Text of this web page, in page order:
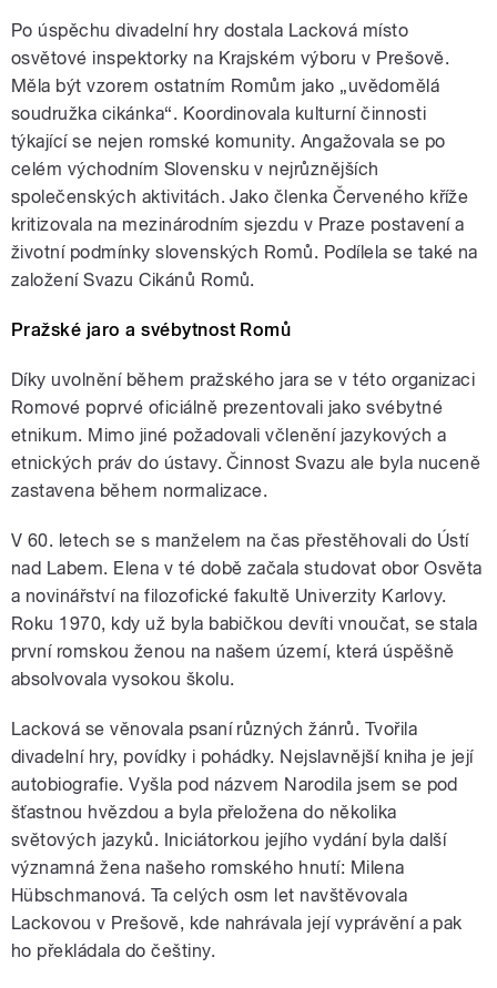
Po úspěchu divadelní hry dostala Lacková místo
osvětové inspektorky na Krajském výboru v Prešově.
Měla být vzorem ostatním Romům jako „uvědomělá
soudružka cikánka“. Koordinovala kulturní činnosti
týkající se nejen romské komunity. Angažovala se po
celém východním Slovensku v nejrůznějších
společenských aktivitách. Jako členka Červeného kříže
kritizovala na mezinárodním sjezdu v Praze postavení a
životní podmínky slovenských Romů. Podílela se také na
založení Svazu Cikánů Romů.
Pražské jaro a svébytnost Romů
Díky uvolnění během pražského jara se v této organizaci
Romové poprvé oficiálně prezentovali jako svébytné
etnikum. Mimo jiné požadovali včlenění jazykových a
etnických práv do ústavy. Činnost Svazu ale byla nuceně
zastavena během normalizace.
V 60. letech se s manželem na čas přestěhovali do Ústí
nad Labem. Elena v té době začala studovat obor Osvěta
a novinářství na filozofické fakultě Univerzity Karlovy.
Roku 1970, kdy už byla babičkou devíti vnoučat, se stala
první romskou ženou na našem území, která úspěšně
absolvovala vysokou školu.
Lacková se věnovala psaní různých žánrů. Tvořila
divadelní hry, povídky i pohádky. Nejslavnější kniha je její
autobiografie. Vyšla pod názvem Narodila jsem se pod
šťastnou hvězdou a byla přeložena do několika
světových jazyků. Iniciátorkou jejího vydání byla další
významná žena našeho romského hnutí: Milena
Hübschmanová. Ta celých osm let navštěvovala
Lackovou v Prešově, kde nahrávala její vyprávění a pak
ho překládala do češtiny.